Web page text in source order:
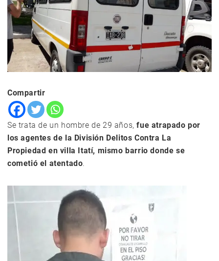
Compartir
Se trata de un hombre de 29 años,fue atrapado por
los agentes de la División Delitos Contra La
Propiedad en villa Itatí, mismo barrio donde se
cometió el atentado.